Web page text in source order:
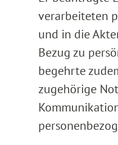
verarbeiteten
und in die
Bezug zu
begehrte
zugehörige